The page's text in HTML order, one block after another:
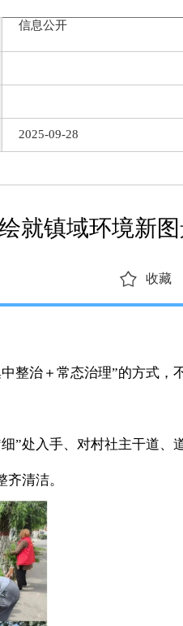
信息公开
2025-09-28
就镇域环境新
收藏
整治＋常态治理”的方式，
”处入手、对村社主干道、
清洁。